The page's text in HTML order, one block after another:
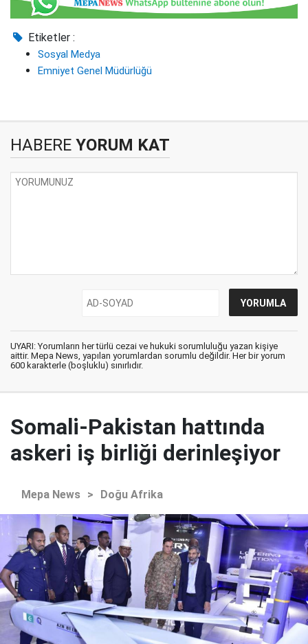
Etiketler :
Sosyal Medya
Emniyet Genel Müdürlüğü
HABERE YORUM KAT
UYARI: Yorumların her türlü cezai ve hukuki sorumluluğu yazan kişiye
aittir. Mepa News, yapılan yorumlardan sorumlu değildir. Her bir yorum
600 karakterle (boşluklu) sınırlıdır.
Somali-Pakistan hattında
askeri iş birliği derinleşiyor
Mepa News > Doğu Afrika